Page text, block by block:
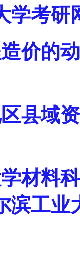
学考研
价的
县域
材料
滨工业